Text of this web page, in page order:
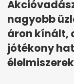
nagyobb
áron kínált,
jótékony